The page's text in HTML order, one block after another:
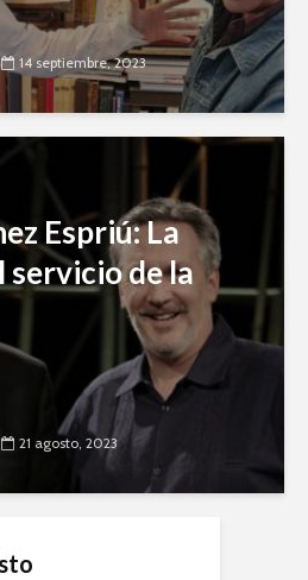
14 septiembre, 2023
Espriú: La
servicio de la
21 agosto, 2023